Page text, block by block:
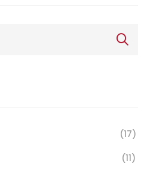
(17)
(11)